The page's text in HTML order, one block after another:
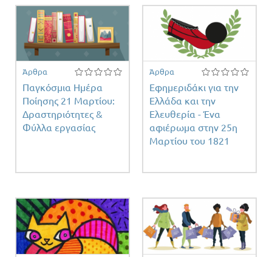
Άρθρα
Παγκόσμια Ημέρα
Ποίησης 21 Μαρτίου:
Δραστηριότητες &
Φύλλα εργασίας
Άρθρα
Εφημεριδάκι για την
Ελλάδα και την
Ελευθερία - Ένα
αφιέρωμα στην 25η
Μαρτίου του 1821